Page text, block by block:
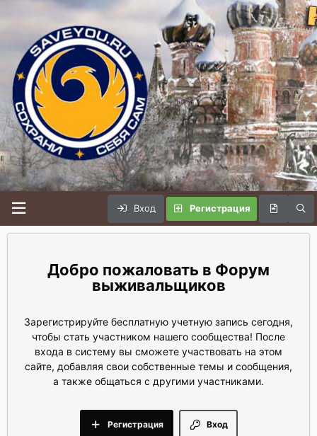
Вход Регистрация
Форум
выживальщиков
Зарегистрируйте бесплатную учетную запись сегодня,
чтобы стать участником нашего сообщества! После
входа в систему вы сможете участвовать на этом
сайте, добавляя свои собственные темы и сообщения,
а также общаться с другими участниками.
Вход
Регистрация